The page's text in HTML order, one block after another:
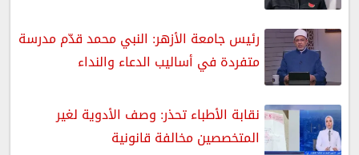
رئيس جامعة الأزهر: النبي محمد قدّم مدرسة
متفردة في أساليب الدعاء والنداء
نقابة الأطباء تحذر: وصف الأدوية لغير
المتخصصين مخالفة قانونية